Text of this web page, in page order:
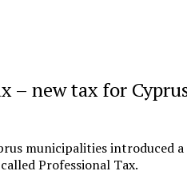
– new tax for
municipalities introduced
Professional Tax.